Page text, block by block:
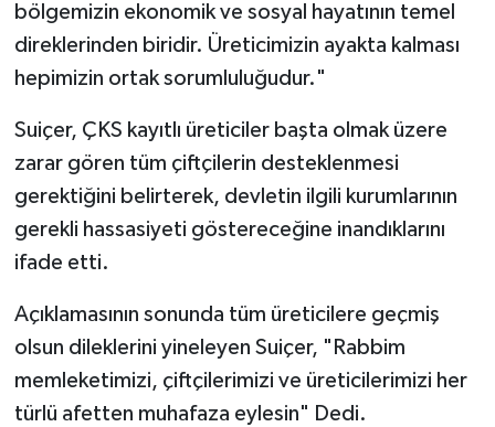
bölgemizin ekonomik ve sosyal hayatının temel
direklerinden biridir. Üreticimizin ayakta kalması
hepimizin ortak sorumluluğudur."
Suiçer, ÇKS kayıtlı üreticiler başta olmak üzere
zarar gören tüm çiftçilerin desteklenmesi
gerektiğini belirterek, devletin ilgili kurumlarının
gerekli hassasiyeti göstereceğine inandıklarını
ifade etti.
Açıklamasının sonunda tüm üreticilere geçmiş
olsun dileklerini yineleyen Suiçer, "Rabbim
memleketimizi, çiftçilerimizi ve üreticilerimizi her
türlü afetten muhafaza eylesin" Dedi.